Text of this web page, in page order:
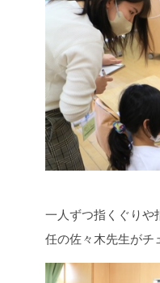
一人ずつ指くぐりや
任の佐々木先生がチ